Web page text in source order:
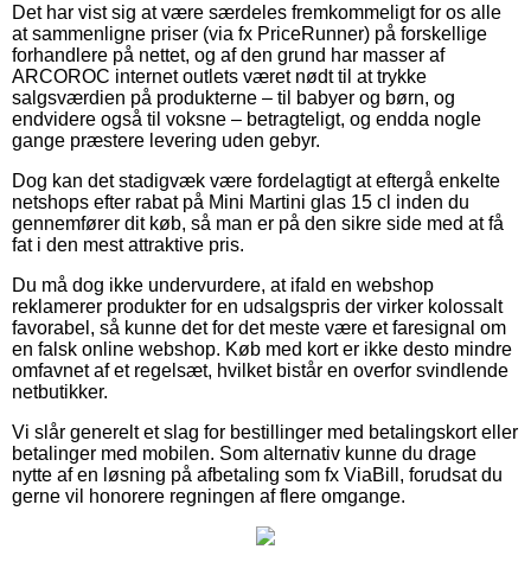
Det har vist sig at være særdeles fremkommeligt for os alle
at sammenligne priser (via fx PriceRunner) på forskellige
forhandlere på nettet, og af den grund har masser af
ARCOROC internet outlets været nødt til at trykke
salgsværdien på produkterne – til babyer og børn, og
endvidere også til voksne – betragteligt, og endda nogle
gange præstere levering uden gebyr.
Dog kan det stadigvæk være fordelagtigt at eftergå enkelte
netshops efter rabat på Mini Martini glas 15 cl inden du
gennemfører dit køb, så man er på den sikre side med at få
fat i den mest attraktive pris.
Du må dog ikke undervurdere, at ifald en webshop
reklamerer produkter for en udsalgspris der virker kolossalt
favorabel, så kunne det for det meste være et faresignal om
en falsk online webshop. Køb med kort er ikke desto mindre
omfavnet af et regelsæt, hvilket bistår en overfor svindlende
netbutikker.
Vi slår generelt et slag for bestillinger med betalingskort eller
betalinger med mobilen. Som alternativ kunne du drage
nytte af en løsning på afbetaling som fx ViaBill, forudsat du
gerne vil honorere regningen af flere omgange.